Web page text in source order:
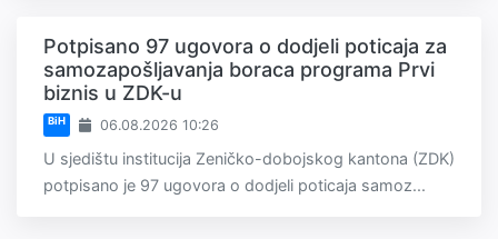
Potpisano 97 ugovora o dodjeli poticaja za
samozapošljavanja boraca programa Prvi
biznis u ZDK-u
BiH 06.08.2026 10:26
U sjedištu institucija Zeničko-dobojskog kantona (ZDK)
potpisano je 97 ugovora o dodjeli poticaja samoz...